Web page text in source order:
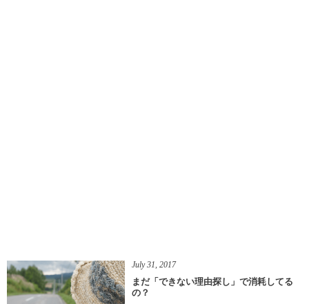
July 31 ,2017
まだ「できない理由探し」で消耗してる
の？